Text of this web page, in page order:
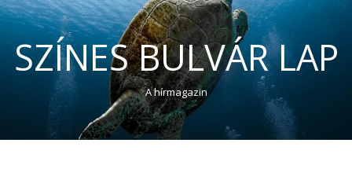
SZÍNES BULVÁR LAP
A hírmagazin